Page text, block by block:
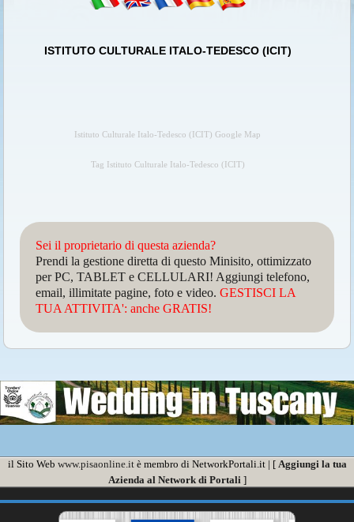
ISTITUTO CULTURALE ITALO-TEDESCO (ICIT)
Istituto Culturale Italo-Tedesco (ICIT) Google Map
Tag Istituto Culturale Italo-Tedesco (ICIT)
Sei il proprietario di questa azienda?
Prendi la gestione diretta di questo Minisito, ottimizzato
per PC, TABLET e CELLULARI! Aggiungi telefono,
email, illimitate pagine, foto e video.GESTISCI LA
TUA ATTIVITA': anche GRATIS!
il Sito Web www.pisaonline.itè membro di NetworkPortali.it | [ Aggiungi la tua
Azienda al Network di Portali ]